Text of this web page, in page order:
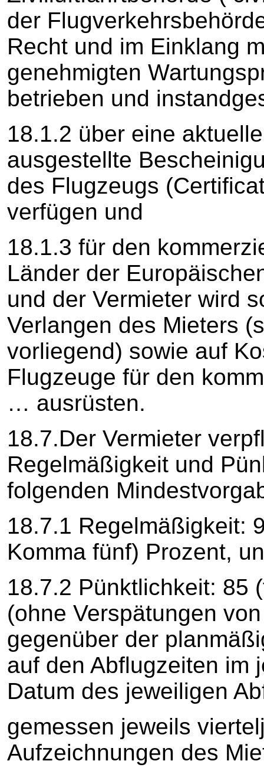
der
Recht und im Einklang
genehmigten
betrieben und
18.1.2 über eine
ausgestellte
des Flugzeugs
verfügen und
18.1.3 für den
Länder der
und der Vermieter wird
Verlangen des Mieters
vorliegend) sowie auf
Flugzeuge für den
… ausrüsten.
18.7.Der Vermieter
Regelmäßigkeit und
folgenden
18.7.1 Regelmäßigkeit:
Komma fünf) Prozent,
18.7.2 Pünktlichkeit: 85
(ohne Verspätungen
gegenüber der
auf den Abflugzeiten im
Datum des jeweiligen
gemessen jeweils
Aufzeichnungen des